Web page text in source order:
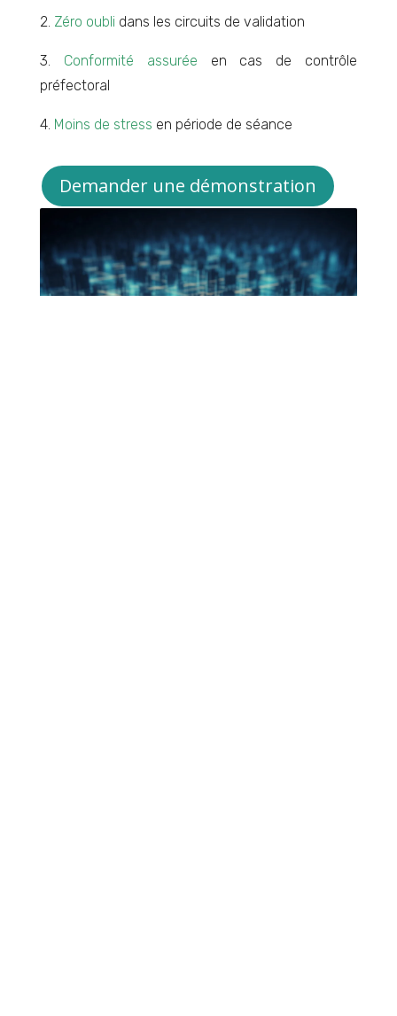
2. Zéro oubli dans les circuits de validation
3. Conformité assurée en cas de contrôle
préfectoral
4. Moins de stress en période de séance
Demander une démonstration